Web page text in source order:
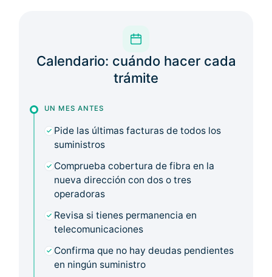
Calendario: cuándo hacer cada
trámite
UN MES ANTES
Pide las últimas facturas de todos los
suministros
Comprueba cobertura de fibra en la
nueva dirección con dos o tres
operadoras
Revisa si tienes permanencia en
telecomunicaciones
Confirma que no hay deudas pendientes
en ningún suministro